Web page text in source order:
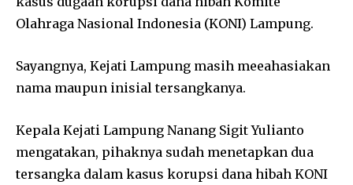
Olahraga Nasional Indonesia (KONI) Lampung.
Sayangnya, Kejati Lampung masih meeahasiakan
nama maupun inisial tersangkanya.
Kepala Kejati Lampung Nanang Sigit Yulianto
mengatakan, pihaknya sudah menetapkan dua
tersangka dalam kasus korupsi dana hibah KONI